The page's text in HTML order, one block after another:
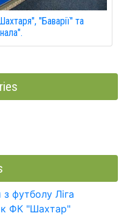
"Баварії" та
з футболу Ліга
ФК "Шахтар"